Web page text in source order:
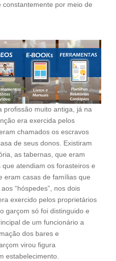
por meio de
profissão muito antiga, já na
era exercida pelos
chamados os escravos
de seus donos. Existiram
as tabernas, que eram
atendiam os forasteiros e
eram casas de famílias que
“hóspedes”, nos dois
exercido pelos proprietários
garçom só foi distinguido e
de um funcionário a
dos bares e
virou figura
estabelecimento.